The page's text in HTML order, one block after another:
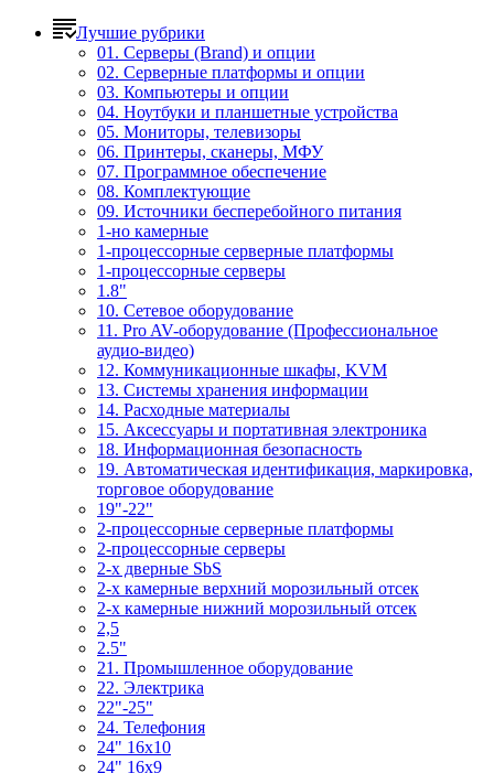
Лучшие рубрики
01. Серверы (Brand) и опции
02. Серверные платформы и опции
03. Компьютеры и опции
04. Ноутбуки и планшетные устройства
05. Мониторы, телевизоры
06. Принтеры, сканеры, МФУ
07. Программное обеспечение
08. Комплектующие
09. Источники бесперебойного питания
1-но камерные
1-процессорные серверные платформы
1-процессорные серверы
1.8"
10. Сетевое оборудование
11. Pro AV-оборудование (Профессиональное
аудио-видео)
12. Коммуникационные шкафы, KVM
13. Системы хранения информации
14. Расходные материалы
15. Аксессуары и портативная электроника
18. Информационная безопасность
19. Автоматическая идентификация, маркировка,
торговое оборудование
19"-22"
2-процессорные серверные платформы
2-процессорные серверы
2-х дверные SbS
2-х камерные верхний морозильный отсек
2-х камерные нижний морозильный отсек
2,5
2.5"
21. Промышленное оборудование
22. Электрика
22"-25"
24. Телефония
24" 16x10
24" 16x9